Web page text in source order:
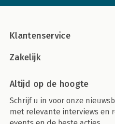
Klantenservice
Zakelijk
Altijd op de hoogte
Schrijf u in voor onze
met relevante interviews en